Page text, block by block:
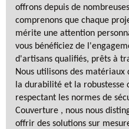
offrons depuis de
comprenons que chaque
mérite une attention
vous bénéficiez de
d'artisans qualifiés, prêts à
Nous utilisons des
la durabilité et la
respectant les normes de
Couverture , nous nous
offrir des solutions sur